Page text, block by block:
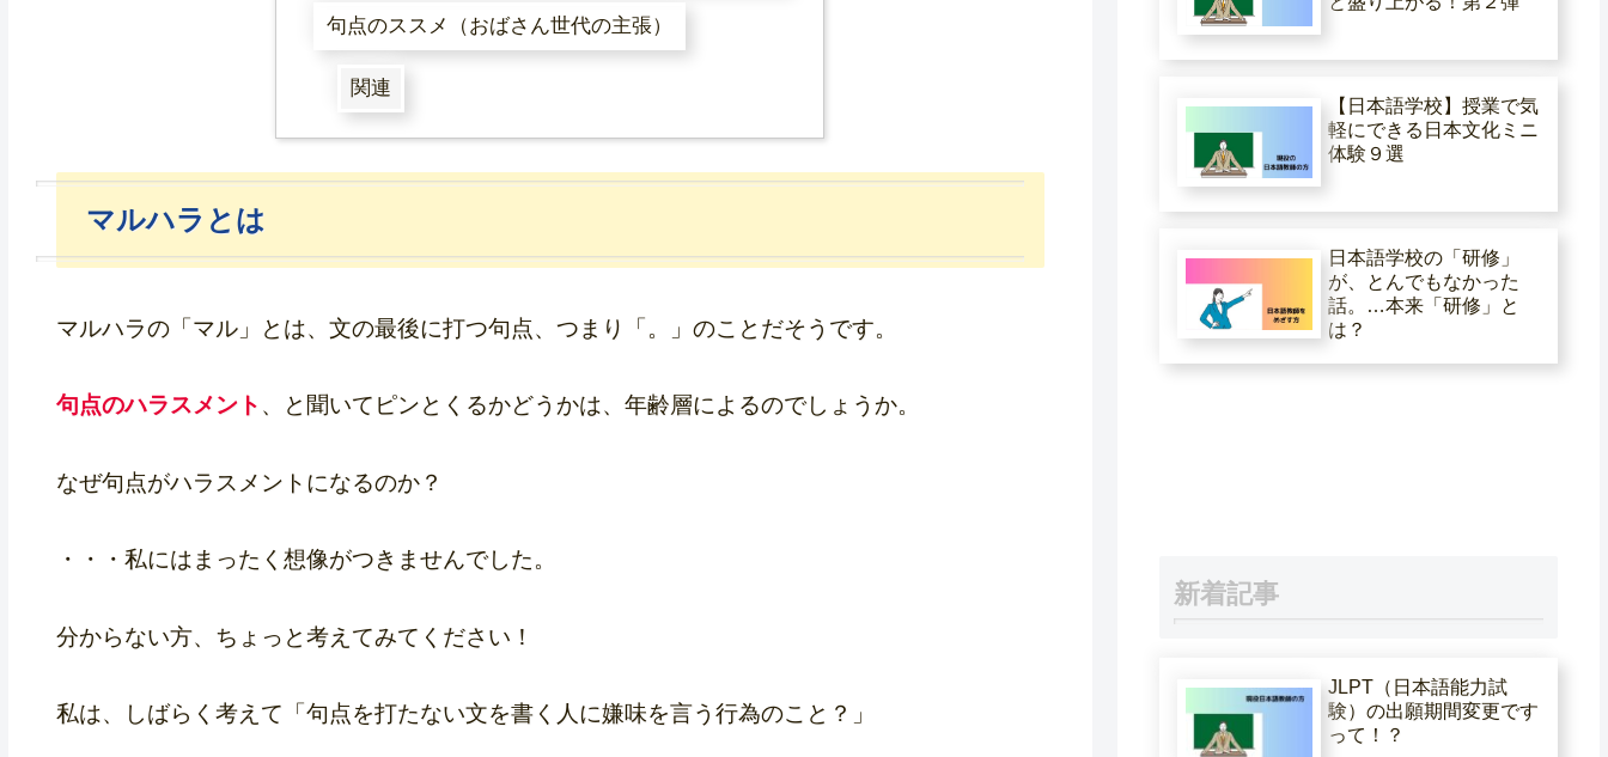
句点のススメ（おばさん世代の主張）
関連
マルハラとは
マルハラの「マル」とは、文の最後に打つ句点、つまり「。」のことだそうです。
句点のハラスメント 、と聞いてピンとくるかどうかは、年齢層によるのでしょうか。
なぜ句点がハラスメントになるのか？
・・・私にはまったく想像がつきませんでした。
分からない方、ちょっと考えてみてください！
私は、しばらく考えて「句点を打たない文を書く人に嫌味を言う行為のこと？」
【日本語学校】授業で気
軽にできる日本文化ミニ
体験９選
日本語学校の「研修」
が、とんでもなかった
話。…本来「研修」と
は？
新着記事
JLPT（日本語能力試
験）の出願期間変更です
って！？